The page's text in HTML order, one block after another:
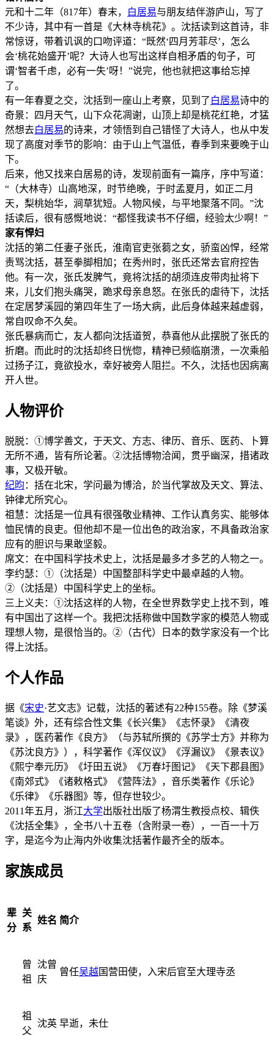
元和十二年（817年）春末，
白居易与朋友结伴游庐山，写了
不少诗，其中有一首是《大林寺桃花》。沈括读到这首诗，非
常惊讶，带着讥讽的口吻评道：“既然‘四月芳菲尽’，怎么
会‘桃花始盛开’呢？大诗人也写出这样自相矛盾的句子，可
谓‘智者千虑，必有一失’呀！”说完，他也就把这事给忘掉
了。
有一年春夏之交，沈括到一座山上考察，见到了 白居易诗中的
奇景：四月天气，山下众花凋谢，山顶上却是桃花红艳，才猛
然想去白居易的诗来，才领悟到自己错怪了大诗人，也从中发
现了高度对季节的影响：由于山上气温低，春季到来要晚于山
下。
后来，他又找来白居易的诗，发现前面有一篇序，序中写道：
“（大林寺）山高地深，时节绝晚，于时孟夏月，如正二月
天，梨桃始华，涧草犹短。人物风候，与平地聚落不同。”沈
括读后，很有感慨地说：“都怪我读书不仔细，经验太少啊！”
家有悍妇
沈括的第二任妻子张氏，淮南官吏张蒭之女，骄蛮凶悍，经常
责骂沈括，甚至拳脚相加；在秀州时，张氏还常去官府控告
他。有一次，张氏发脾气，竟将沈括的胡须连皮带肉扯将下
来，儿女们抱头痛哭，跪求母亲息怒。在张氏的虐待下，沈括
在定居梦溪园的第四年生了一场大病，此后身体越来越虚弱，
常自叹命不久矣。
张氏暴病而亡，友人都向沈括道贺，恭喜他从此摆脱了张氏的
折磨。而此时的沈括却终日恍惚，精神已频临崩溃，一次乘船
过扬子江，竟欲投水，幸好被旁人阻拦。不久，沈括也因病离
开人世。
人物评价
脱脱：①博学善文，于天文、方志、律历、音乐、医药、卜算
无所不通，皆有所论著。②沈括博物洽闻，贯乎幽深，措诸政
事，又极开敏。
纪昀 ：括在北宋，学问最为博洽，於当代掌故及天文、算法、
钟律尤所究心。
祖慧：沈括是一位具有很强敬业精神、工作认真务实、能够体
恤民情的良吏。但他却不是一位出色的政治家，不具备政治家
应有的胆识与果敢坚毅。
席文：在中国科学技术史上，沈括是最多才多艺的人物之一。
李约瑟：①（沈括是）中国整部科学史中最卓越的人物。
②（沈括是）中国科学史上的坐标。
三上义夫：①沈括这样的人物，在全世界数学史上找不到，唯
有中国出了这样一个。我把沈括称做中国数学家的模范人物或
理想人物，是很恰当的。②（古代）日本的数学家没有一个比
得上沈括。
个人作品
据《宋史·艺文志》记载，沈括的著述有22种155卷。除《梦溪
笔谈》外，还有综合性文集《长兴集》《志怀录》《清夜
录》，医药著作《良方》（与苏轼所撰的《苏学士方》并称为
《苏沈良方》），科学著作《浑仪议》《浮漏议》《景表议》
《熙宁奉元历》《圩田五说》《万春圩图记》《天下郡县图》
《南郊式》《诸敕格式》《营阵法》，音乐类著作《乐论》
《乐律》《乐器图》等，但存世较少。
2011年五月，浙江大学出版社出版了杨渭生教授点校、辑佚
《沈括全集》，全书八十五卷（含附录一卷），一百一十万
字，是迄今为止海内外收集沈括著作最齐全的版本。
家族成员
辈
分
关
系
姓名 简介
曾
祖
沈曾
庆
曾任吴越国营田使，入宋后官至大理寺丞
祖
父
沈英 早逝，未仕